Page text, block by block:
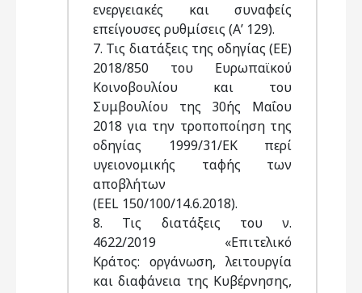
ενεργειακές και συναφείς
επείγουσες ρυθμίσεις (Α’ 129).
7. Τις διατάξεις της οδηγίας (ΕΕ)
2018/850 του Ευρωπαϊκού
Κοινοβουλίου και του
Συμβουλίου της 30ής Μαΐου
2018 για την τροποποίηση της
οδηγίας 1999/31/ΕΚ περί
υγειονομικής ταφής των
αποβλήτων
(EEL 150/100/14.6.2018).
8. Τις διατάξεις του ν.
4622/2019 «Επιτελικό
Κράτος: οργάνωση, λειτουργία
και διαφάνεια της Κυβέρνησης,